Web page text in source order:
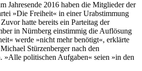
Jahresende 2016 haben die Mitglieder der
»Die Freiheit« in einer Urabstimmung
hatte bereits ein Parteitag der
in Nürnberg einstimmig die Auflösung
werde »nicht mehr benötigt«, erklärte
Stürzenberger nach den
»Alle politischen Aufgaben« seien »in den